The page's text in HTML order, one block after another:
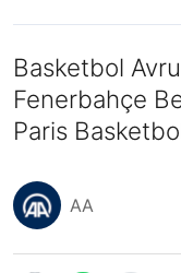
Basketbol
Fenerbahçe
Paris
AA